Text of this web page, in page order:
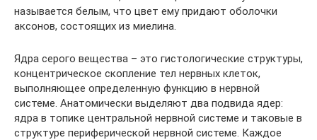
называется белым, что цвет ему придают оболочки
аксонов, состоящих из миелина.
Ядра серого вещества – это гистологические структуры,
концентрическое скопление тел нервных клеток,
выполняющее определенную функцию в нервной
системе. Анатомически выделяют два подвида ядер:
ядра в топике центральной нервной системе и таковые в
структуре периферической нервной системе. Каждое